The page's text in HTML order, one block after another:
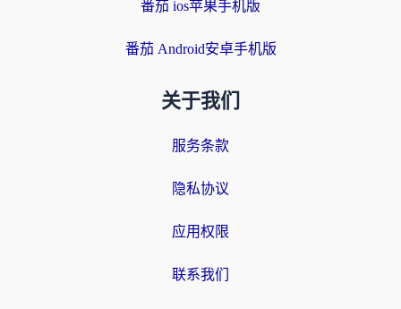
番茄 ios苹果手机版
番茄 Android安卓手机版
关于我们
服务条款
隐私协议
应用权限
联系我们